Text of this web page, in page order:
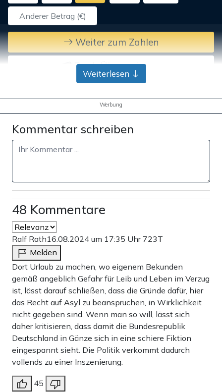
Weiter zum Zahlen
Bank-Überweisung
Weiterlesen
Werbung
Kommentar schreiben
48 Kommentare
Ralf Rath16.08.2024 um 17:35 Uhr 723T
Melden
Dort Urlaub zu machen, wo eigenem Bekunden
gemäß angeblich Gefahr für Leib und Leben im Verzug
ist, lässt darauf schließen, dass die Gründe dafür, hier
das Recht auf Asyl zu beanspruchen, in Wirklichkeit
nicht gegeben sind. Wenn man so will, lässt sich
daher kritisieren, dass damit die Bundesrepublik
Deutschland in Gänze sich in eine schiere Fiktion
eingespannt sieht. Die Politik verkommt dadurch
vollends zu einer Inszenierung.
45